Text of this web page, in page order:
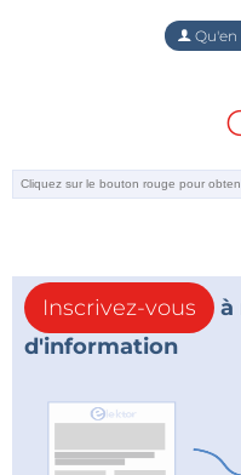
Qu'en
Inscrivez-vous
à
d'information